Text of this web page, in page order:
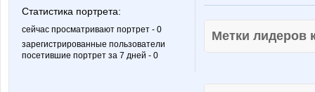
Статистика портрета:
сейчас просматривают портрет - 0
зарегистрированные пользователи
посетившие портрет за 7 дней - 0
Метки